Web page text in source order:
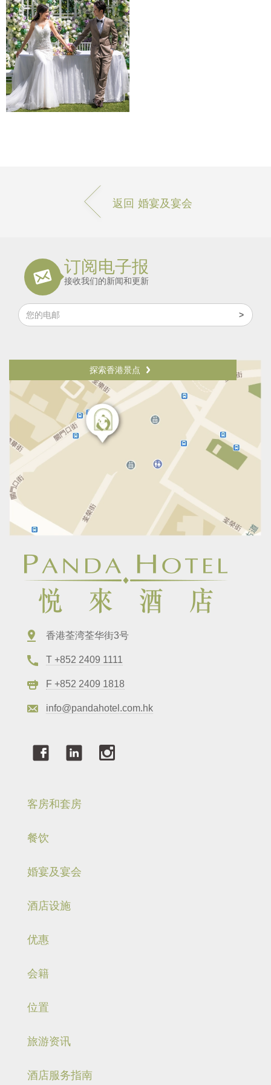
返回 婚宴及宴会
订阅电子报
接收我们的新闻和更新
探索香港景点
香港荃湾荃华街3号
T +852 2409 1111
F +852 2409 1818
info@pandahotel.com.hk
客房和套房
餐饮
婚宴及宴会
酒店设施
优惠
会籍
位置
旅游资讯
酒店服务指南